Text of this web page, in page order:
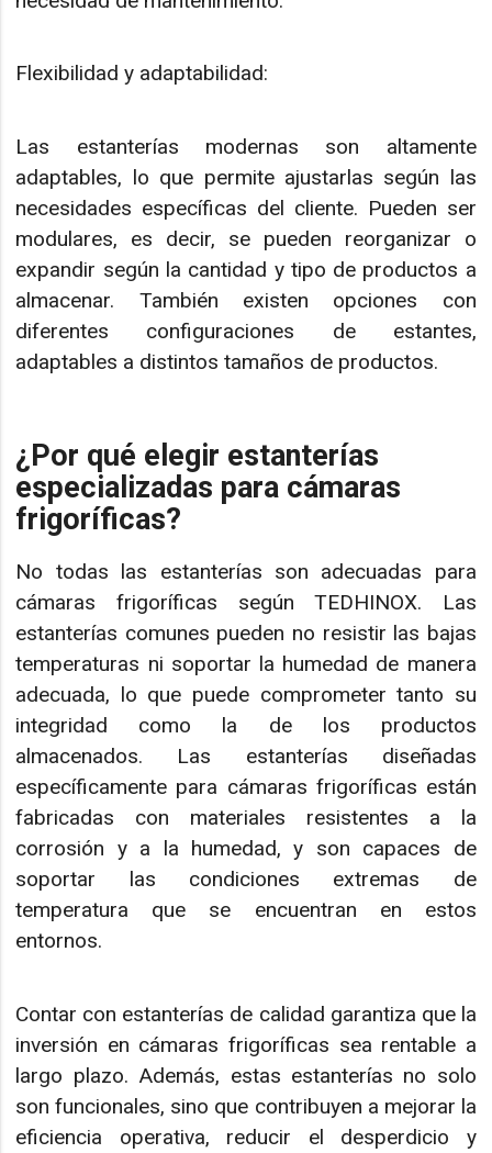
Flexibilidad y adaptabilidad:
Las estanterías modernas son altamente
adaptables, lo que permite ajustarlas según las
necesidades específicas del cliente. Pueden ser
modulares, es decir, se pueden reorganizar o
expandir según la cantidad y tipo de productos a
almacenar. También existen opciones con
diferentes configuraciones de estantes,
adaptables a distintos tamaños de productos.
¿Por qué elegir estanterías
especializadas para cámaras
frigoríficas?
No todas las estanterías son adecuadas para
cámaras frigoríficas según TEDHINOX. Las
estanterías comunes pueden no resistir las bajas
temperaturas ni soportar la humedad de manera
adecuada, lo que puede comprometer tanto su
integridad como la de los productos
almacenados. Las estanterías diseñadas
específicamente para cámaras frigoríficas están
fabricadas con materiales resistentes a la
corrosión y a la humedad, y son capaces de
soportar las condiciones extremas de
temperatura que se encuentran en estos
entornos.
Contar con estanterías de calidad garantiza que la
inversión en cámaras frigoríficas sea rentable a
largo plazo. Además, estas estanterías no solo
son funcionales, sino que contribuyen a mejorar la
eficiencia operativa, reducir el desperdicio y